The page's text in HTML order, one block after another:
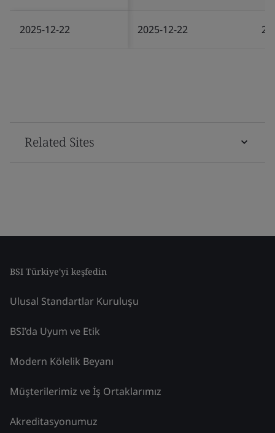
2025-12-22 2025-12-22
Related Sites
BSI Türkiye'yi keşfedin
Ulusal Standartlar Kuruluşu
BSI’da Uyum ve Etik
Modern Kölelik Beyanı
Müşterilerimiz ve İş Ortaklarımız
Akreditasyonumuz